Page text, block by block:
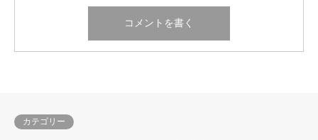
カテゴリー